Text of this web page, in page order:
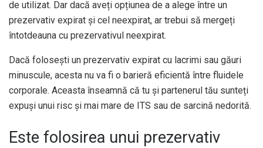
de utilizat. Dar dacă aveți opțiunea de a alege între un
prezervativ expirat și cel neexpirat, ar trebui să mergeți
întotdeauna cu prezervativul neexpirat.
Dacă folosești un prezervativ expirat cu lacrimi sau găuri
minuscule, acesta nu va fi o barieră eficientă între fluidele
corporale. Aceasta înseamnă că tu și partenerul tău sunteți
expuși unui risc și mai mare de ITS sau de sarcină nedorită.
Este folosirea unui prezervativ